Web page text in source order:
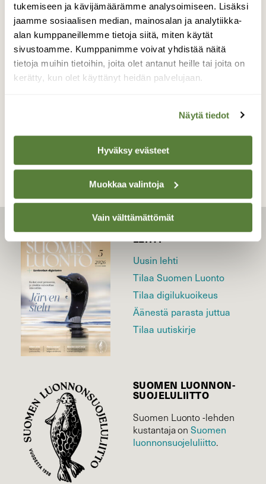
tukemiseen ja kävijämäärämme analysoimiseen. Lisäksi
jaamme sosiaalisen median, mainosalan ja analytiikka-
alan kumppaneillemme tietoja siitä, miten käytät
sivustoamme. Kumppanimme voivat yhdistää näitä
tietoja muihin tietoihin, joita olet antanut heille tai joita on
kerätty, kun olet käyttänyt heidän palvelujaan.
Näytä tiedot
Hyväksy evästeet
Muokkaa valintoja
Vain välttämättömät
Kaunis pieni Sinisiipi lenteli kevätauringon
lämmittäessä. Tarkempa lajin määritystä en
tiedä.
Valokuvaaja: Heidi Rikala, Ikaalinen , Sisättö
18.05.2018
LEHTI
Uusin lehti
Tilaa Suomen Luonto
Tilaa digilukuoikeus
Äänestä parasta juttua
Tilaa uutiskirje
SUOMEN LUONNON­
SUOJELU­LIITTO
Suomen Luonto -lehden
kustantaja onSuomen
luonnonsuojelu­liitto.